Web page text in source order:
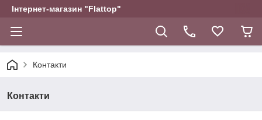
Інтернет-магазин "Flattop"
Контакти
Контакти